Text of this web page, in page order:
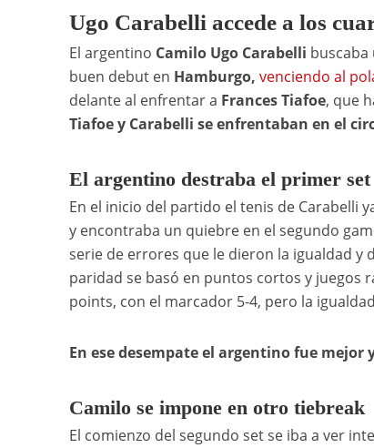
Ugo Carabelli accede a los
El argentino Camilo Ugo Carabelli buscaba
buen debut en Hamburgo, venciendo al
delante al enfrentar a Frances Tiafoe, que
Tiafoe y Carabelli se enfrentaban en el
El argentino destraba el primer set
En el inicio del partido el tenis de Carabelli
y encontraba un quiebre en el segundo
serie de errores que le dieron la igualdad y
paridad se basó en puntos cortos y juegos
points, con el marcador 5-4, pero la
En ese desempate el argentino fue mejor
Camilo se impone en otro tiebreak
El comienzo del segundo set se iba a ver